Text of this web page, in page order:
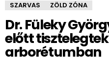
SZARVAS ZÖLD ZÓNA
Dr. Füleky
előtt
arborétumban